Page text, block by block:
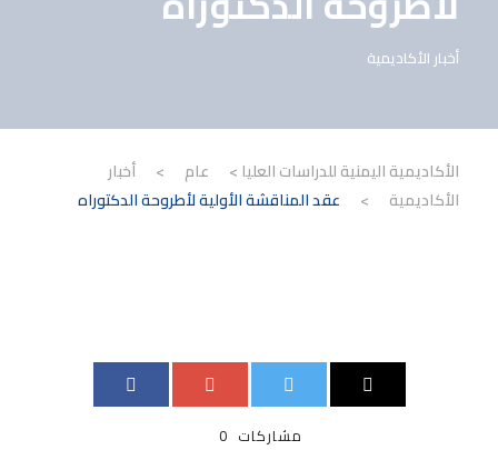
أخبار الأكاديمية
الأكاديمية اليمنية للدراسات العليا > عام >
أخبار
الأكاديمية
> عقد المناقشة الأولية لأطروحة الدكتوراه
0 مشاركات